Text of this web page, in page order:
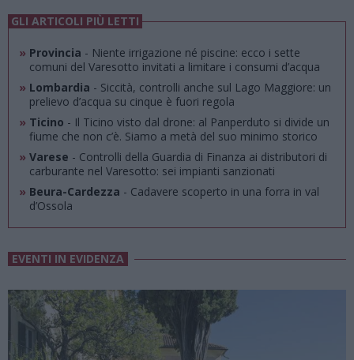
GLI ARTICOLI PIÙ LETTI
» Provincia - Niente irrigazione né piscine: ecco i sette
comuni del Varesotto invitati a limitare i consumi d’acqua
» Lombardia - Siccità, controlli anche sul Lago Maggiore: un
prelievo d’acqua su cinque è fuori regola
» Ticino - Il Ticino visto dal drone: al Panperduto si divide un
fiume che non c’è. Siamo a metà del suo minimo storico
» Varese - Controlli della Guardia di Finanza ai distributori di
carburante nel Varesotto: sei impianti sanzionati
» Beura-Cardezza - Cadavere scoperto in una forra in val
d’Ossola
EVENTI IN EVIDENZA